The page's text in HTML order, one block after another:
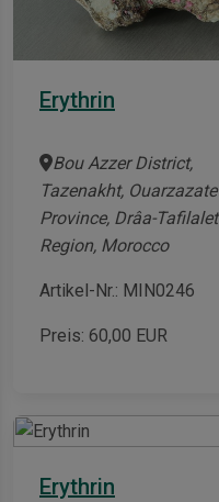
Erythrin
Bou Azzer District,
Tazenakht, Ouarzazate
Province, Drâa-Tafilalet
Region, Morocco
Artikel-Nr.: MIN0246
Preis: 60,00 EUR
Erythrin